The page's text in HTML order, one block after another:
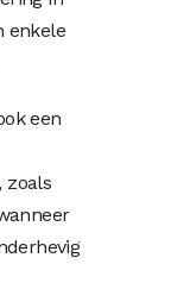
enkele
een
zoals